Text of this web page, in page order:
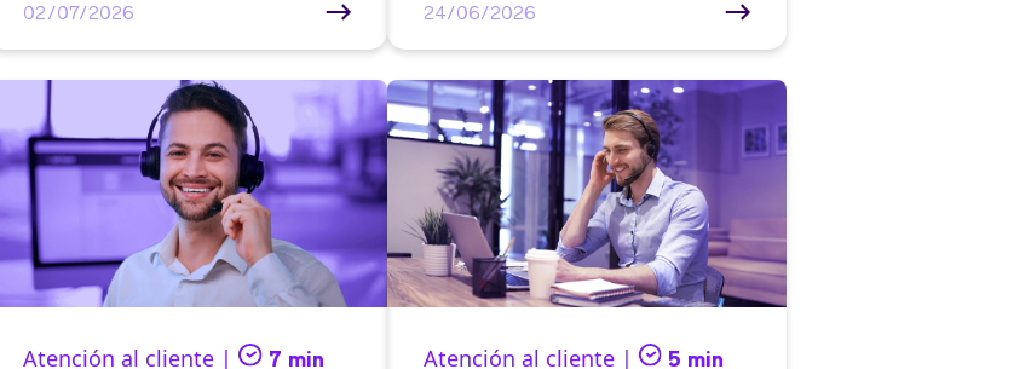
02/07/2026 24/06/2026
Atención al cliente | 7 min Atención al cliente | 5 min